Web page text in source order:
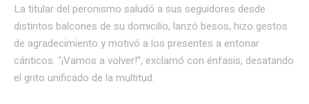
La titular del peronismo saludó a sus seguidores desde
distintos balcones de su domicilio, lanzó besos, hizo gestos
de agradecimiento y motivó a los presentes a entonar
cánticos. “¡Vamos a volver!”, exclamó con énfasis, desatando
el grito unificado de la multitud.